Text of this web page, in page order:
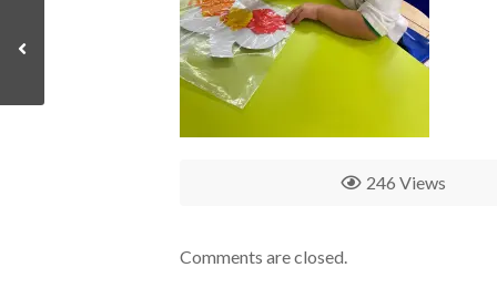
246 Views
Comments are closed.